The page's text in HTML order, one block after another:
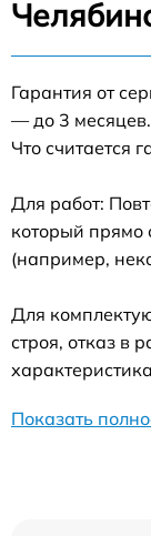
Гарантия от
— до 3 месяцев.
Что считается
Для работ:
который прямо
(например,
Для
строя, отказ в
Показать